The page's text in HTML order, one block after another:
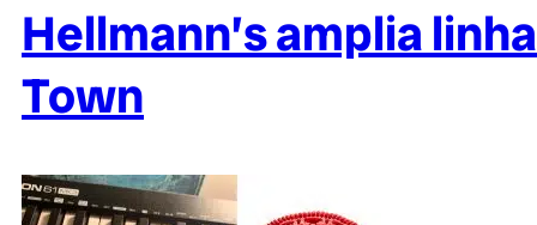
Hellmann’s amplia
Town